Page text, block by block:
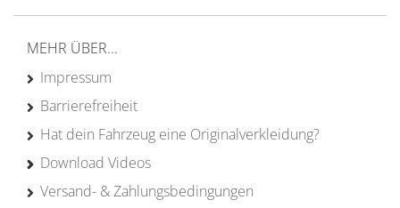
MEHR ÜBER...
Impressum
Barrierefreiheit
Hat dein Fahrzeug eine Originalverkleidung?
Download Videos
Versand- & Zahlungsbedingungen